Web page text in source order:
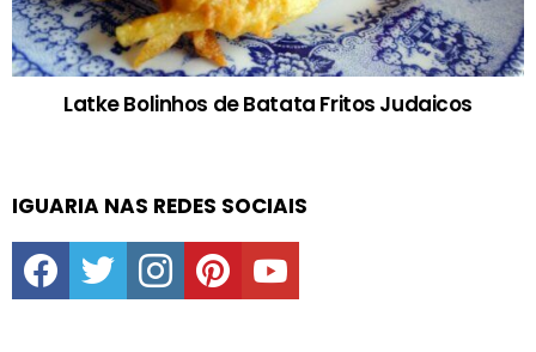
Latke Bolinhos de Batata Fritos Judaicos
IGUARIA NAS REDES SOCIAIS
facebooktwitter instagrampinterestyoutube